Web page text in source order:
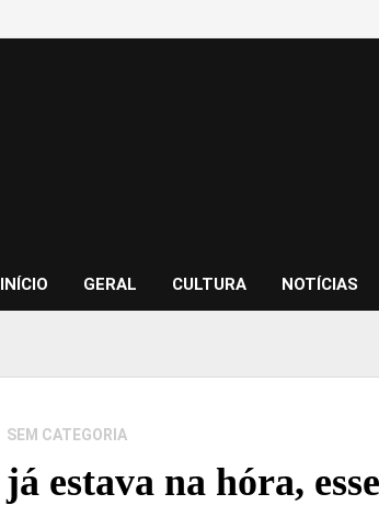
INÍCIO GERAL CULTURA NOTÍCIAS
SEM CATEGORIA
já estava na hóra,